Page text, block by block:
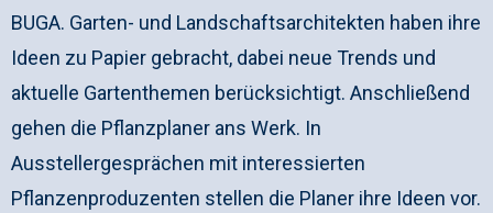
BUGA. Garten- und Landschaftsarchitekten haben ihre
Ideen zu Papier gebracht, dabei neue Trends und
aktuelle Gartenthemen berücksichtigt. Anschließend
gehen die Pflanzplaner ans Werk. In
Ausstellergesprächen mit interessierten
Pflanzenproduzenten stellen die Planer ihre Ideen vor.